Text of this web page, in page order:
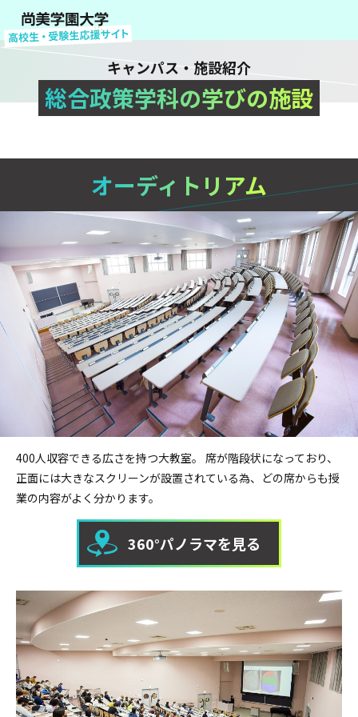
キャンパス・施設紹介
総合政策学科の学びの施設
オーディトリアム
400人収容できる広さを持つ大教室。 席が階段状になっており、
正面には大きなスクリーンが設置されている為、どの席からも授
業の内容がよく分かります。
360°パノラマを見る